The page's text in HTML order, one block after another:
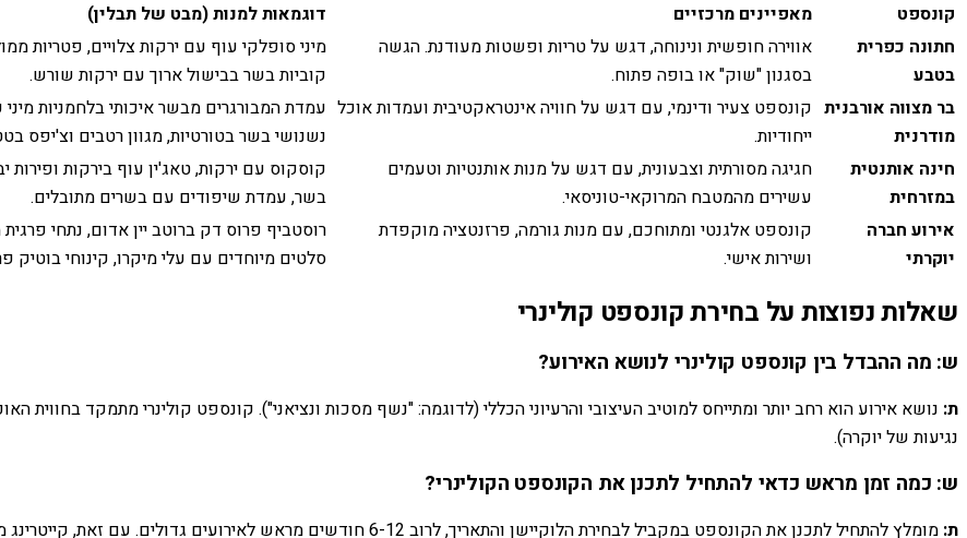
קונספט
מאפיינים מרכזיים
דוגמאות למנות (מבט של תבלין)
חתונה כפרית
בטבע
אווירה חופשית ונינוחה, דגש על טריות ופשטות מעודנת. הגשה
בסגנון "שוק" או בופה פתוח.
מיני סופלקי עוף עם ירקות צלויים, פטריות
קוביות בשר בבישול ארוך עם ירקות שורש.
בר מצווה אורבנית
מודרנית
קונספט צעיר ודינמי, עם דגש על חוויה אינטראקטיבית ועמדות אוכל
ייחודיות.
עמדת המבורגרים מבשר איכותי בלחמניות
נשנושי בשר בטורטיות, מגוון רטבים וצ'יפס
חינה אותנטית
במזרחית
חגיגה מסורתית וצבעונית, עם דגש על מנות אותנטיות וטעמים
עשירים מהמטבח המרוקאי-טוניסאי.
קוסקוס עם ירקות, טאג'ין עוף בירקות
בשר, עמדת שיפודים עם בשרים מתובלים.
אירוע חברה
יוקרתי
קונספט אלגנטי ומתוחכם, עם מנות גורמה, פרזנטציה מוקפדת
ושירות אישי.
רוסטביף פרוס דק ברוטב יין אדום, נתחי
סלטים מיוחדים עם עלי מיקרו, קינוחי בוטיק
שאלות נפוצות על בחירת קונספט קולינרי
ש: מה ההבדל בין קונספט קולינרי לנושא האירוע?
ת: נושא אירוע הוא רחב יותר ומתייחס למוטיב העיצובי והרעיוני הכללי (לדוגמה: "נשף מסכות ונציאני"). קונספט קולינרי מתמקד
נגיעות של יוקרה).
ש: כמה זמן מראש כדאי להתחיל לתכנן את הקונספט הקולינרי?
ת: מומלץ להתחיל לתכנן את הקונספט במקביל לבחירת הלוקיישן והתאריך, לרוב 6-12